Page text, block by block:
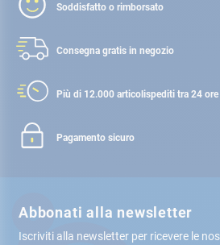
Soddisfatto o rimborsato
Consegna gratis in negozio
Più di 12.000 articolispediti tra 24 ore
Pagamento sicuro
Abbonati alla newsletter
Iscriviti alla newsletter per ricevere le